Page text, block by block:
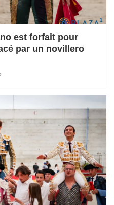
est forfait pour
par un novillero